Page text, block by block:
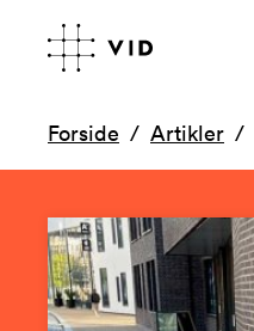
Forside Artikler